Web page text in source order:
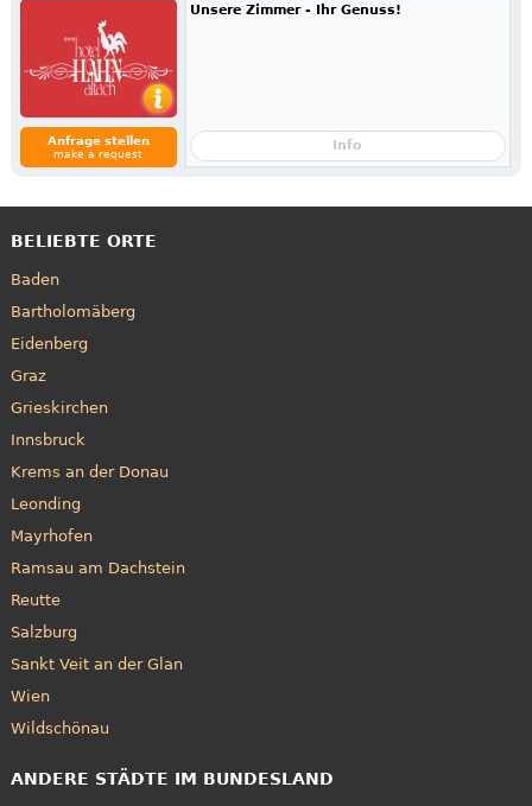
Anfrage stellen
make a request
Unsere Zimmer - Ihr Genuss!
Info
BELIEBTE ORTE
Baden
Bartholomäberg
Eidenberg
Graz
Grieskirchen
Innsbruck
Krems an der Donau
Leonding
Mayrhofen
Ramsau am Dachstein
Reutte
Salzburg
Sankt Veit an der Glan
Wien
Wildschönau
ANDERE STÄDTE IM BUNDESLAND